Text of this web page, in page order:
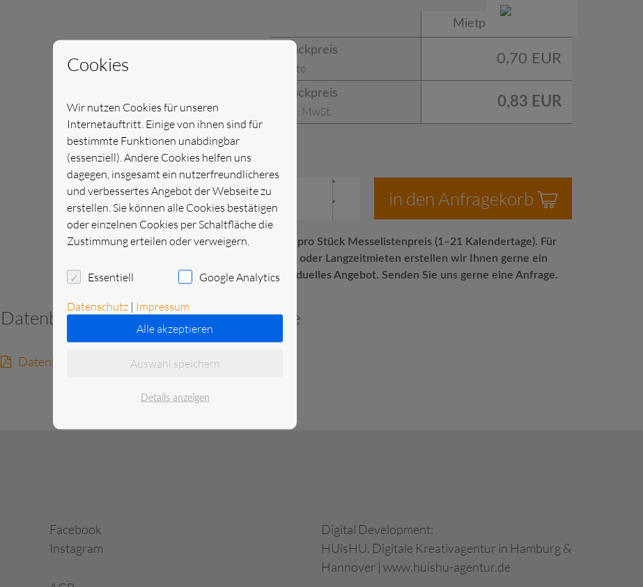
Mietpreis
Stückpreis
netto
0,70 EUR
Stückpreis
inkl. MwSt.
0,83 EUR
in den Anfragekorb
Preis pro Stück Messelistenpreis (1–21 Kalendertage). Für
Kurz- oder Langzeitmieten erstellen wir Ihnen gerne ein
individuelles Angebot. Senden Sie uns gerne eine Anfrage.
Datenblatt und zusätzliche Dokumente
Datenblatt anzeigen
Facebook
Instagram
Digital Development:
HUisHU. Digitale Kreativagentur in Hamburg &
Hannover | www.huishu-agentur.de
Cookies
Wir nutzen Cookies für unseren
Internetauftritt. Einige von ihnen sind für
bestimmte Funktionen unabdingbar
(essenziell). Andere Cookies helfen uns
dagegen, insgesamt ein nutzerfreundlicheres
und verbessertes Angebot der Webseite zu
erstellen. Sie können alle Cookies bestätigen
oder einzelnen Cookies per Schaltfläche die
Zustimmung erteilen oder verweigern.
Essentiell Google Analytics
Datenschutz | Impressum
Alle akzeptieren
Auswahl speichern
Details anzeigen